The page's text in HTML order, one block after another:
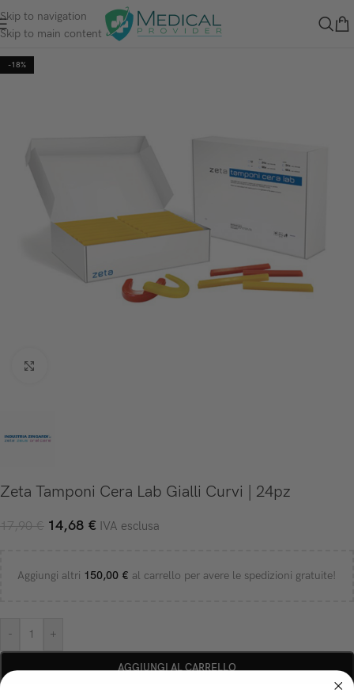
Skip to navigation
Skip to main content
-18%
Zeta Tamponi Cera Lab Gialli Curvi | 24pz
17,90€ 14,68 € IVA esclusa
Aggiungi altri 150,00 € al carrello per avere le spedizioni gratuite!
- +
AGGIUNGI AL CARRELLO